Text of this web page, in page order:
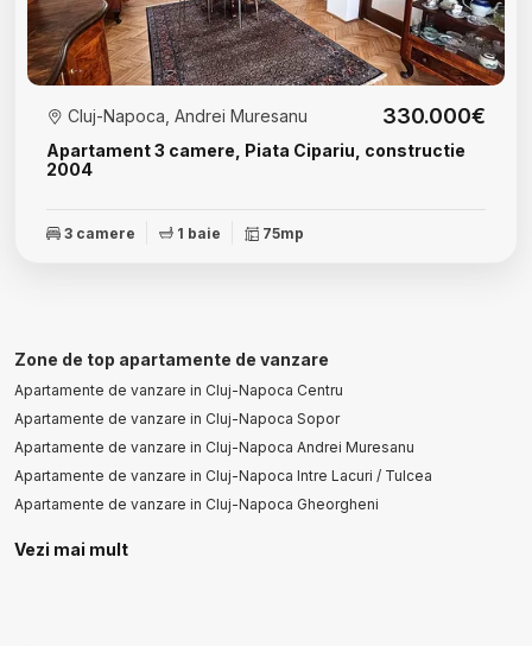
Apartament 3 camere, Piata Cipariu, constructie
2004
Cluj-Napoca, Andrei Muresanu 330.000€
3 camere 1 baie 75mp
Zone de top apartamente de vanzare
Apartamente de vanzare in Cluj-Napoca Centru
Apartamente de vanzare in Cluj-Napoca Sopor
Apartamente de vanzare in Cluj-Napoca Andrei Muresanu
Apartamente de vanzare in Cluj-Napoca Intre Lacuri / Tulcea
Apartamente de vanzare in Cluj-Napoca Gheorgheni
Vezi mai mult